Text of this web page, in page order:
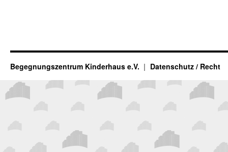
Begegnungszentrum Kinderhaus e.V. Datenschutz / Recht